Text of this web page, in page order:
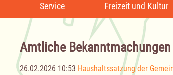
Service Freizeit und Kultur
Amtliche
26.02.2026 10:53 Haushaltssatzung der